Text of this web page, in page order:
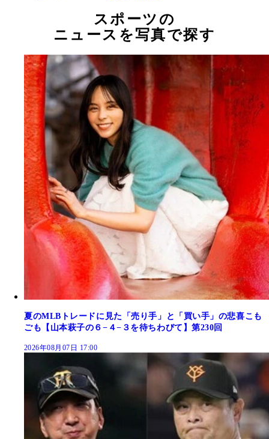
スポーツの
ニュースを写真で探す
夏のMLBトレードに見た「売り手」と「買い手」の悲喜こも
ごも【山本萩子の６−４−３を待ちわびて】第230回
2026年08月07日 17:00